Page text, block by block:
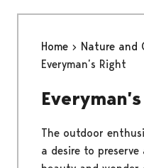
Home
Nature and
Everyman’s Right
The outdoor
a desire to